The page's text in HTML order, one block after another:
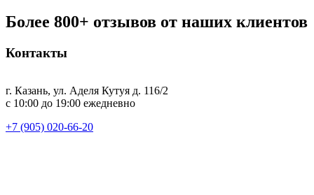
Более 800+ отзывов от наших клиентов
Контакты
г. Казань, ул. Аделя Кутуя д. 116/2
с 10:00 до 19:00 ежедневно
+7 (905) 020-66-20